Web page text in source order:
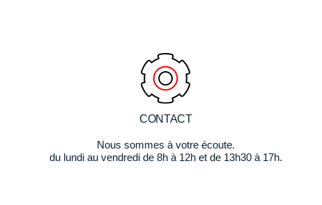
CONTACT
Nous sommes à votre écoute.
du lundi au vendredi de 8h à 12h et de 13h30 à 17h.